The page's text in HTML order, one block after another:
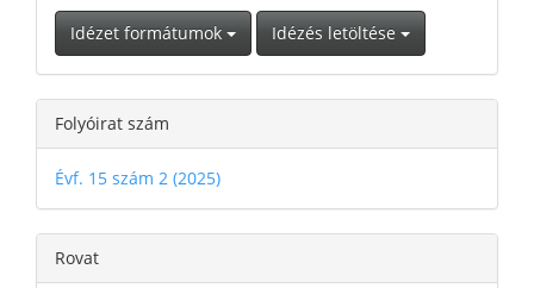
Idézet formátumok Idézés letöltése
Folyóirat szám
Évf. 15 szám 2 (2025)
Rovat